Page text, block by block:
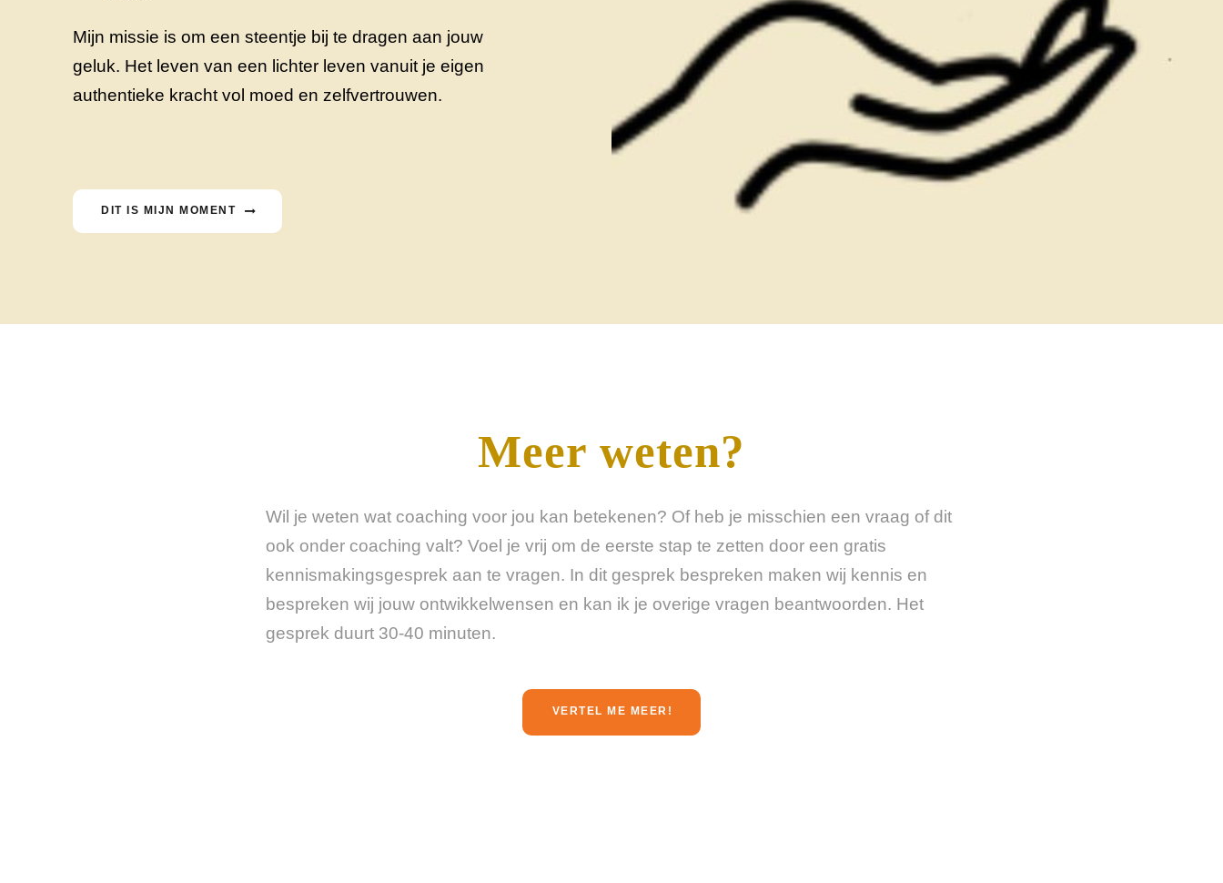
Mijn missie is om een steentje bij te dragen aan jouw
geluk. Het leven van een lichter leven vanuit je eigen
authentieke kracht vol moed en zelfvertrouwen.
DIT IS MIJN MOMENT
Meer weten?
Wil je weten wat coaching voor jou kan betekenen? Of heb je misschien een vraag of dit
ook onder coaching valt? Voel je vrij om de eerste stap te zetten door een gratis
kennismakingsgesprek aan te vragen. In dit gesprek bespreken maken wij kennis en
bespreken wij jouw ontwikkelwensen en kan ik je overige vragen beantwoorden. Het
gesprek duurt 30-40 minuten.
VERTEL ME MEER!